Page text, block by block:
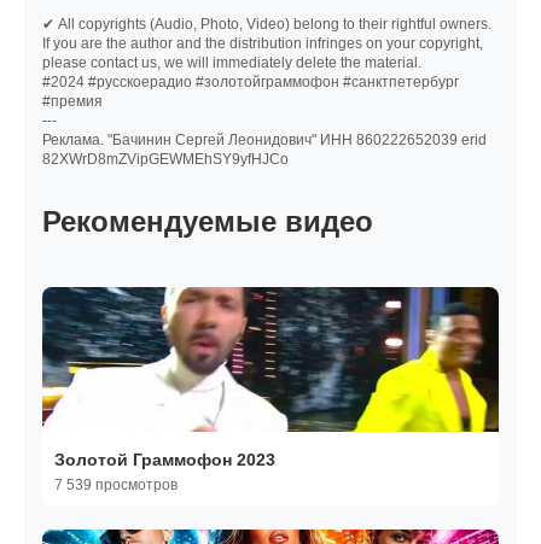
✔ All copyrights (Audio, Photo, Video) belong to their rightful owners.
If you are the author and the distribution infringes on your copyright,
please contact us, we will immediately delete the material.
#2024 #русскоерадио #золотойграммофон #санктпетербург
#премия
---
Реклама. "Бачинин Сергей Леонидович" ИНН 860222652039 erid
82XWrD8mZVipGEWMEhSY9yfHJCo
Рекомендуемые видео
Золотой Граммофон 2023
7 539 просмотров